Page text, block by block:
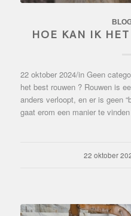
HOE KAN IK
22 oktober 2024/in Geen
het best rouwen ? Rouwen is
anders verloopt, en er is geen
gaat erom een manier te
22 oktober
/